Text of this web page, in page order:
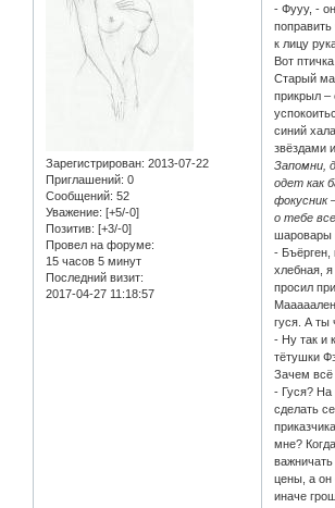
Зарегистрирован: 2013-07-22
Приглашений: 0
Сообщений: 52
Уважение: [+5/-0]
Позитив: [+3/-0]
Провел на форуме:
15 часов 5 минут
Последний визит:
2017-04-27 11:18:57
- Фууу, -
поправить
к лицу
Вот птичка.
Старый
прикрыл –
синий
звёздами
Запомни,
одет как
фокусник
о тебе
шаровары
-
хлебная,
просил
гуся. А ты
- Ну так и
тётушки
Зачем всё
- Гуся?
сделать
мне?
цены, а он
иначе